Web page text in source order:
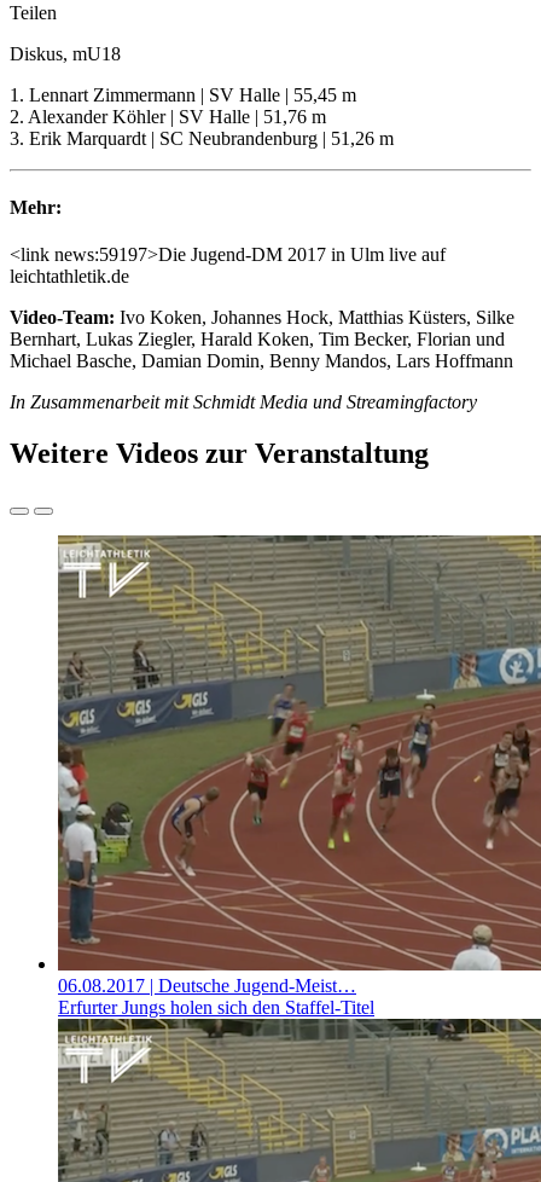
Teilen
Diskus, mU18
1. Lennart Zimmermann | SV Halle | 55,45 m
2. Alexander Köhler | SV Halle | 51,76 m
3. Erik Marquardt | SC Neubrandenburg | 51,26 m
Mehr:
<link news:59197>Die Jugend-DM 2017 in Ulm live auf
leichtathletik.de
Video-Team: Ivo Koken, Johannes Hock, Matthias Küsters, Silke
Bernhart, Lukas Ziegler, Harald Koken, Tim Becker, Florian und
Michael Basche, Damian Domin, Benny Mandos, Lars Hoffmann
In Zusammenarbeit mit Schmidt Media und Streamingfactory
Weitere Videos zur Veranstaltung
06.08.2017 | Deutsche Jugend-Meist…
Erfurter Jungs holen sich den Staffel-Titel